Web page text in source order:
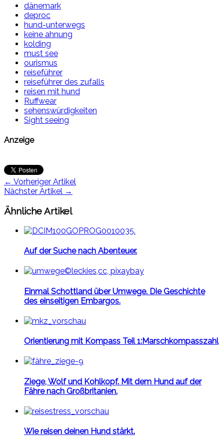
dänemark
deproc
hund-unterwegs
keine ahnung
kolding
must see
ourismus
reiseführer
reiseführer des zufalls
reisen mit hund
Ruffwear
sehenswürdigkeiten
Sight seeing
Anzeige
← Vorheriger Artikel
Nächster Artikel →
Ähnliche Artikel
Auf der Suche nach Abenteuer.
Einmal Schottland über Umwege. Die Geschichte
des einseitigen Embargos.
Orientierung mit Kompass Teil 1:Marschkompasszahl
Ziege, Wolf und Kohlkopf. Mit dem Hund auf der
Fähre nach Großbritanien.
Wie reisen deinen Hund stärkt.